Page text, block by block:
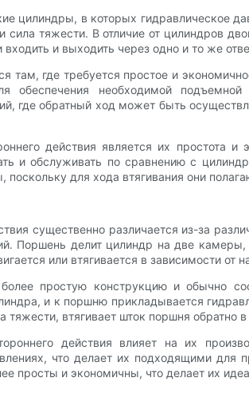
цилиндры, в которых гидравлическое
тяжести. В отличие от цилиндров
и выходить через одно и то же
там, где требуется простое и
обеспечения необходимой
где обратный ход может быть
действия является их простота
и обслуживать по сравнению с
для хода втягивания они
существенно различается из-за
Поршень делит цилиндр на две камеры,
или втягивается в зависимости от
простую конструкцию и обычно
и к поршню прикладывается
втягивает шток поршня обратно
действия влияет на их
что делает их подходящими
просты и экономичны, что делает их